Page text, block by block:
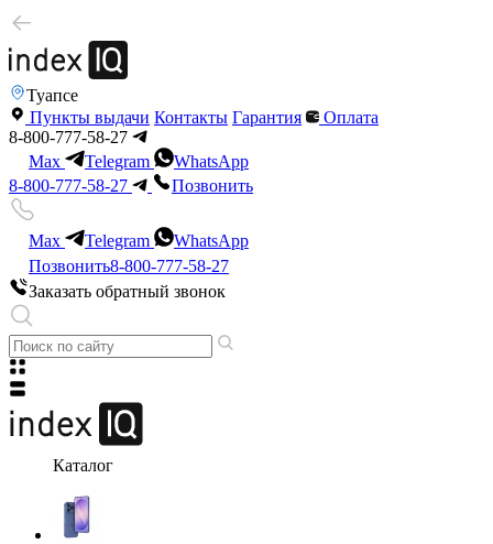
Туапсе
Пункты выдачи Контакты Гарантия
Оплата
8-800-777-58-27
Max
Telegram
WhatsApp
8-800-777-58-27
Позвонить
Max Telegram
WhatsApp
Позвонить8-800-777-58-27
Заказать обратный звонок
Каталог